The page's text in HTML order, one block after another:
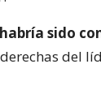
habría sido
del